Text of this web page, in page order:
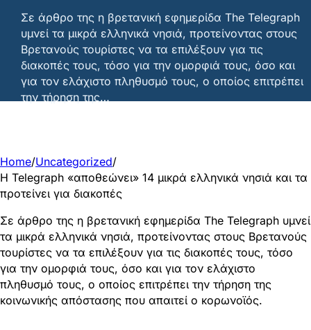
Σε άρθρο της η βρετανική εφημερίδα The Telegraph
υμνεί τα μικρά ελληνικά νησιά, προτείνοντας στους
Βρετανούς τουρίστες να τα επιλέξουν για τις
διακοπές τους, τόσο για την ομορφιά τους, όσο και
για τον ελάχιστο πληθυσμό τους, ο οποίος επιτρέπει
την τήρηση της…
Home/Uncategorized/
Η Telegraph «αποθεώνει» 14 μικρά ελληνικά νησιά και τα
προτείνει για διακοπές
Σε άρθρο της η βρετανική εφημερίδα The Telegraph υμνεί
τα μικρά ελληνικά νησιά, προτείνοντας στους Βρετανούς
τουρίστες να τα επιλέξουν για τις διακοπές τους, τόσο
για την ομορφιά τους, όσο και για τον ελάχιστο
πληθυσμό τους, ο οποίος επιτρέπει την τήρηση της
κοινωνικής απόστασης που απαιτεί ο κορωνοϊός.